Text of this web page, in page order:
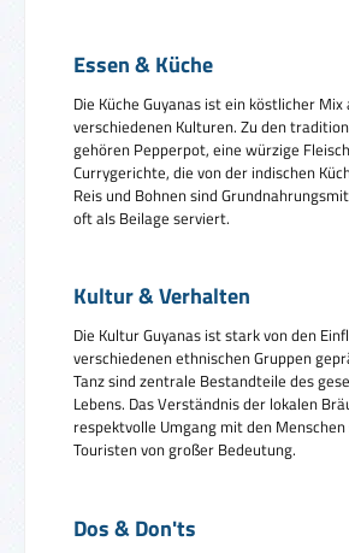
Essen & Küche
Die Küche Guyanas ist ein köstlicher Mix
verschiedenen Kulturen. Zu den
gehören Pepperpot, eine würzige
Currygerichte, die von der indischen
Reis und Bohnen sind
oft als Beilage serviert.
Kultur & Verhalten
Die Kultur Guyanas ist stark von den
verschiedenen ethnischen Gruppen
Tanz sind zentrale Bestandteile des
Lebens. Das Verständnis der lokalen
respektvolle Umgang mit den
Touristen von großer Bedeutung.
Dos & Don'ts